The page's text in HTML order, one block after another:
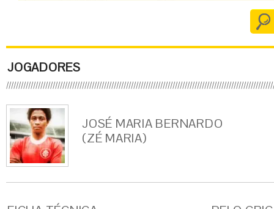
JOGADORES
JOSÉ MARIA BERNARDO
(ZÉ MARIA)